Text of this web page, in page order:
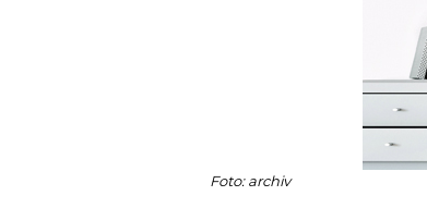
Foto: archiv